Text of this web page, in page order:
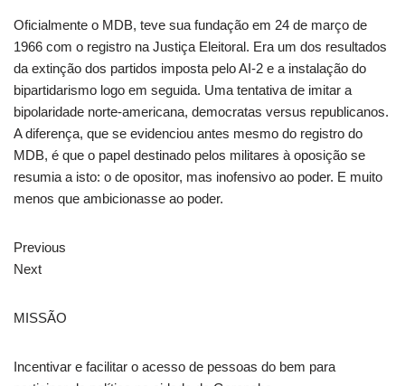
Oficialmente o MDB, teve sua fundação em 24 de março de
1966 com o registro na Justiça Eleitoral. Era um dos resultados
da extinção dos partidos imposta pelo AI-2 e a instalação do
bipartidarismo logo em seguida. Uma tentativa de imitar a
bipolaridade norte-americana, democratas versus republicanos.
A diferença, que se evidenciou antes mesmo do registro do
MDB, é que o papel destinado pelos militares à oposição se
resumia a isto: o de opositor, mas inofensivo ao poder. E muito
menos que ambicionasse ao poder.
Previous
Next
MISSÃO
Incentivar e facilitar o acesso de pessoas do bem para